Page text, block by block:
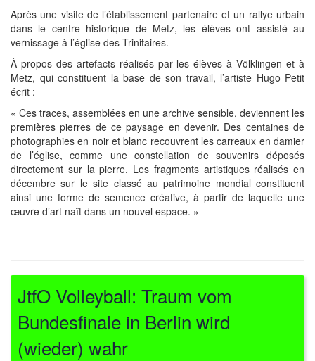
Après une visite de l’établissement partenaire et un rallye urbain
dans le centre historique de Metz, les élèves ont assisté au
vernissage à l’église des Trinitaires.
À propos des artefacts réalisés par les élèves à Völklingen et à
Metz, qui constituent la base de son travail, l’artiste Hugo Petit
écrit :
« Ces traces, assemblées en une archive sensible, deviennent les
premières pierres de ce paysage en devenir. Des centaines de
photographies en noir et blanc recouvrent les carreaux en damier
de l’église, comme une constellation de souvenirs déposés
directement sur la pierre. Les fragments artistiques réalisés en
décembre sur le site classé au patrimoine mondial constituent
ainsi une forme de semence créative, à partir de laquelle une
œuvre d’art naît dans un nouvel espace. »
JtfO Volleyball: Traum vom
Bundesfinale in Berlin wird
(wieder) wahr